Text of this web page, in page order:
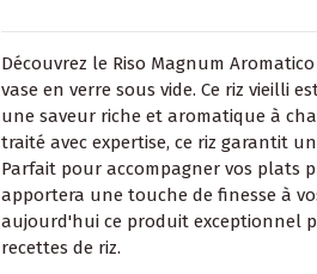
Découvrez le Riso Magnum
vase en verre sous vide. Ce riz vieilli
une saveur riche et aromatique à
traité avec expertise, ce riz garantit
Parfait pour accompagner vos plats
apportera une touche de finesse à
aujourd'hui ce produit exceptionnel
recettes de riz.